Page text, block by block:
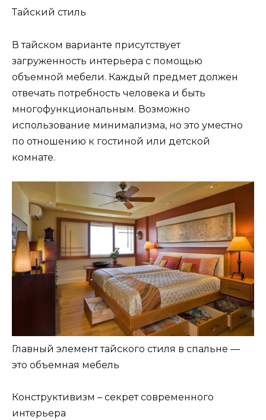
Тайский стиль
В тайском варианте присутствует
загруженность интерьера с помощью
объемной мебели. Каждый предмет должен
отвечать потребность человека и быть
многофункциональным. Возможно
использование минимализма, но это уместно
по отношению к гостиной или детской
комнате.
Главный элемент тайского стиля в спальне —
это объемная мебель
Конструктивизм – секрет современного
интерьера